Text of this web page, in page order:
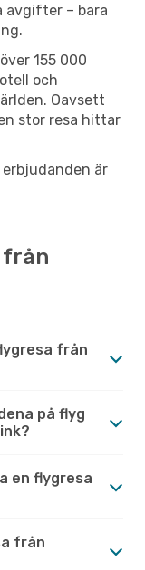
avgifter – bara
155 000
och
Oavsett
stor resa hittar
är
från
från
på flyg
en flygresa
från